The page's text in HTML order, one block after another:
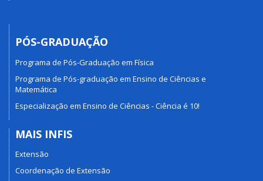
PÓS-GRADUAÇÃO
Programa de Pós-Graduação em Física
Programa de Pós-graduação em Ensino de Ciências e
Matemática
Especialização em Ensino de Ciências - Ciência é 10!
MAIS INFIS
Extensão
Coordenação de Extensão